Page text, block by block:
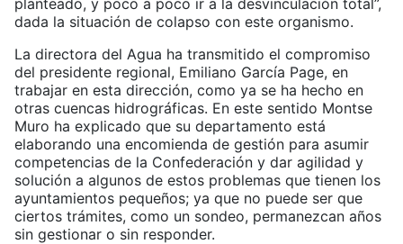
dada la situación de colapso con este organismo.
La directora del Agua ha transmitido el compromiso
del presidente regional, Emiliano García Page, en
trabajar en esta dirección, como ya se ha hecho en
otras cuencas hidrográficas. En este sentido Montse
Muro ha explicado que su departamento está
elaborando una encomienda de gestión para asumir
competencias de la Confederación y dar agilidad y
solución a algunos de estos problemas que tienen los
ayuntamientos pequeños; ya que no puede ser que
ciertos trámites, como un sondeo, permanezcan años
sin gestionar o sin responder.